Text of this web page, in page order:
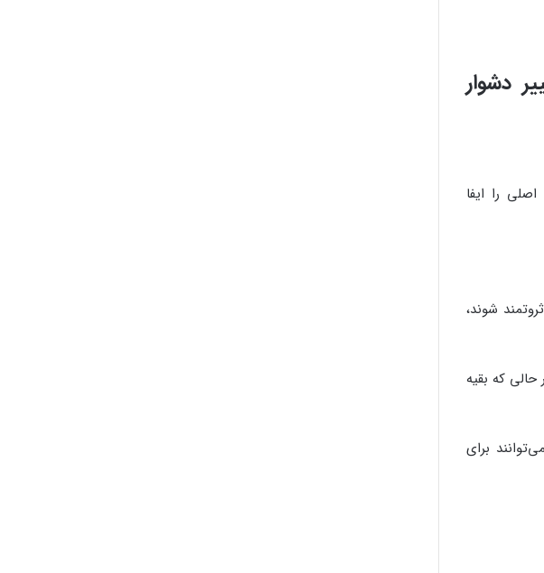
دشوار
را ایفا
شوند،
حالی که بقیه
برای